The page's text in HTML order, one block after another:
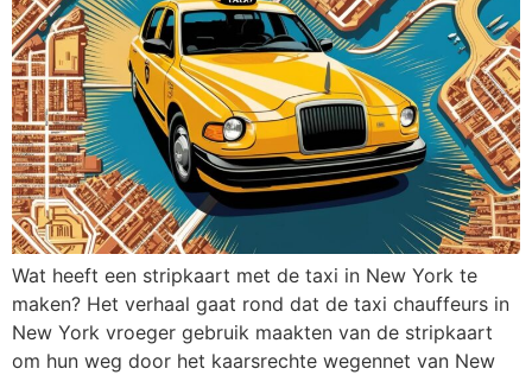
Wat heeft een stripkaart met de taxi in New York te
maken? Het verhaal gaat rond dat de taxi chauffeurs in
New York vroeger gebruik maakten van de stripkaart
om hun weg door het kaarsrechte wegennet van New